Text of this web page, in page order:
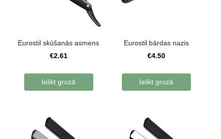
Eurostil skūšanās asmens
€2.61
Ielikt grozā
Eurostil bārdas nazis
€4.50
Ielikt grozā